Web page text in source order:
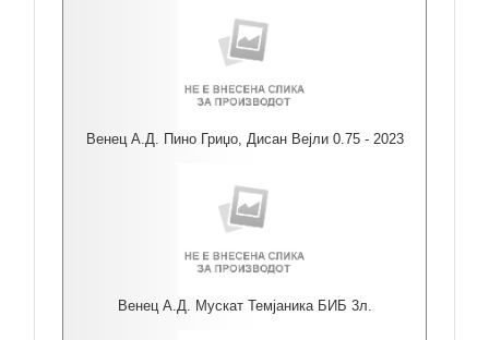
Венец А.Д. Пино Гриџо, Дисан Вејли 0.75 - 2023
Венец А.Д. Мускат Темјаника БИБ 3л.